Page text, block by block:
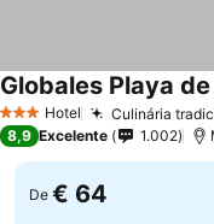
3 EstrelasHotel Culinária
Globales Playa
8,9 Excelente 1.002
De € 64